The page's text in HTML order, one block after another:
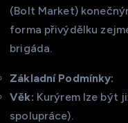
(Bolt Market)
forma přivýdělku
brigáda.
Základní Podmínky:
Věk: Kurýrem lze být
spolupráce).